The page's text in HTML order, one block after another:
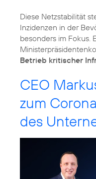
Diese Netzstabilität
Inzidenzen in der
besonders im Fokus.
Betrieb kritischer
CEO
zum
des